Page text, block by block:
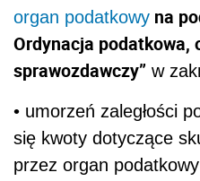
organ podatkowy na
Ordynacja podatkowa,
sprawozdawczy” w
• umorzeń zaległości
się kwoty dotyczące
przez organ